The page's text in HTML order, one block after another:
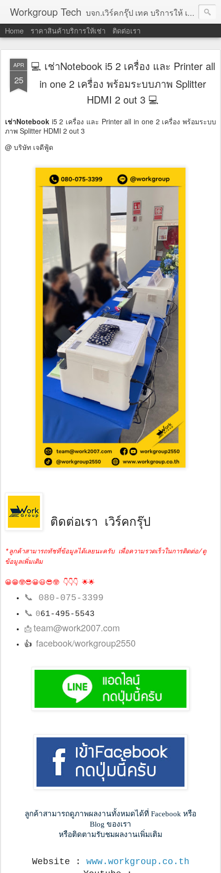
Workgroup Tech บจก.เวิร์คกรุ๊ป เทค บริการให้ เช่าคอมพิวเตอร์ โน้ตบุ๊ค โปรเจคเตอร์ ทีวีจอแบน จอทัชสกรีน ตู้คีออส วีดีโอวอล และอุปกรณ์อื่น ๆ บริการให้เช่าเป็น รายวัน
Home ราคาสินค้าบริการให้เช่า ติดต่อเรา
APR
25
💻 เช่าNotebook i5 2 เครื่อง และ Printer all
in one 2 เครื่อง พร้อมระบบภาพ Splitter
HDMI 2 out 3 💻
เช่าNotebook i5 2 เครื่อง และ Printer all in one 2 เครื่อง พร้อมระบบ
ภาพ Splitter HDMI 2 out 3
@ บริษัท เจดีฟู้ด
ติดต่อเรา เวิร์คกรุ๊ป
*ลูกค้าสามารถทัชที่ข้อมูลได้เลยนะครับ เพื่อความรวดเร็วในการติดต่อ/ดู
ข้อมูลเพิ่มเติม
😀😁🤓😎😀😃😎🤓 👇👇👇 🌟🌟
📞 080-075-3399
📞 061-495-5543
📩team@work2007.com
👍 facebook/workgroup2550
ลูกค้าสามารถดูภาพผลงานทั้งหมดได้ที่ Facebook หรือ
Blog ของเรา
หรือติดตามรับชมผลงานเพิ่มเติม
Website : www.workgroup.co.th